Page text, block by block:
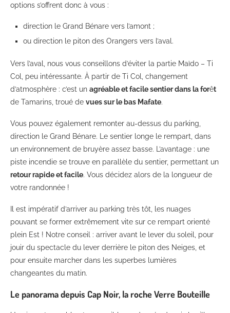
options s’offrent donc à vous :
direction le Grand Bénare vers l’amont ;
ou direction le piton des Orangers vers l’aval.
Vers l’aval, nous vous conseillons d’éviter la partie Maïdo – Ti
Col, peu intéressante. À partir de Ti Col, changement
d’atmosphère : c’est un agréable et facile sentier dans la forêt
de Tamarins, troué de vues sur le bas Mafate.
Vous pouvez également remonter au-dessus du parking,
direction le Grand Bénare. Le sentier longe le rempart, dans
un environnement de bruyère assez basse. L’avantage : une
piste incendie se trouve en parallèle du sentier, permettant un
retour rapide et facile. Vous décidez alors de la longueur de
votre randonnée !
Il est impératif d’arriver au parking très tôt, les nuages
pouvant se former extrêmement vite sur ce rempart orienté
plein Est ! Notre conseil : arriver avant le lever du soleil, pour
jouir du spectacle du lever derrière le piton des Neiges, et
pour ensuite marcher dans les superbes lumières
changeantes du matin.
Le panorama depuis Cap Noir, la roche Verre Bouteille